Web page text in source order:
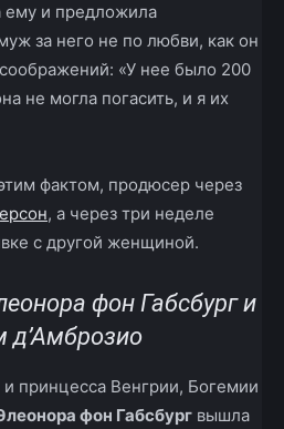
ему и предложила
за него не по любви, как он
«У нее было 200
не могла погасить, и я их
фактом, продюсер через
, а через три неделе
с другой женщиной.
фон Габсбург и
принцесса Венгрии, Богемии
фон Габсбург вышла